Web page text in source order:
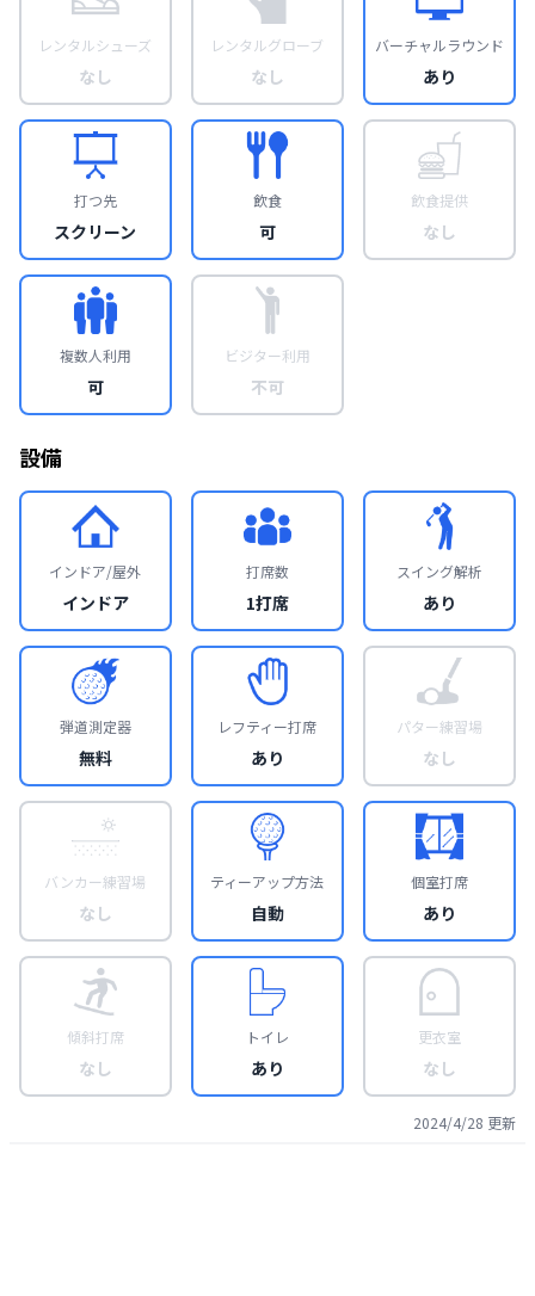
レンタルシューズ
なし
レンタルグローブ
なし
バーチャルラウンド
あり
打つ先
スクリーン
飲食
可
飲食提供
なし
複数人利用
可
ビジター利用
不可
設備
インドア/屋外
インドア
打席数
1打席
スイング解析
あり
弾道測定器
無料
レフティー打席
あり
パター練習場
なし
バンカー練習場
なし
ティーアップ方法
自動
個室打席
あり
傾斜打席
なし
トイレ
あり
更衣室
なし
2024/4/28 更新